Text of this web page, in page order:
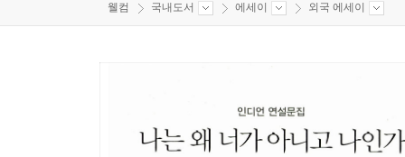
웰컴 국내도서 에세이 외국 에세이